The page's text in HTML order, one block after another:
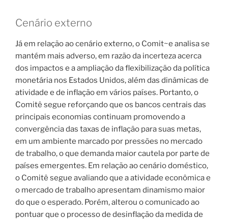
Cenário externo
Já em relação ao cenário externo, o Comit~e analisa se
mantém mais adverso, em razão da incerteza acerca
dos impactos e a ampliação da flexibilização da política
monetária nos Estados Unidos, além das dinâmicas de
atividade e de inflação em vários países. Portanto, o
Comitê segue reforçando que os bancos centrais das
principais economias continuam promovendo a
convergência das taxas de inflação para suas metas,
em um ambiente marcado por pressões no mercado
de trabalho, o que demanda maior cautela por parte de
países emergentes. Em relação ao cenário doméstico,
o Comitê segue avaliando que a atividade econômica e
o mercado de trabalho apresentam dinamismo maior
do que o esperado. Porém, alterou o comunicado ao
pontuar que o processo de desinflação da medida de